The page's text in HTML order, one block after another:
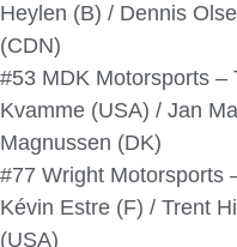
Heylen (B) / Dennis
(CDN)
#53 MDK Motorsports –
Kvamme (USA) / Jan
Magnussen (DK)
#77 Wright Motorsports
Kévin Estre (F) / Trent
(USA)